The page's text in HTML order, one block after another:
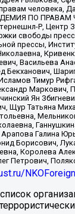
человека,
ПО ПРАВАМ
Р,
свободы
прессы,
Васильева
Бекханович,
Тимур
Маркович,
Ян
Щур Татьяна
Галина
Борисович,
Королева
Петрович,